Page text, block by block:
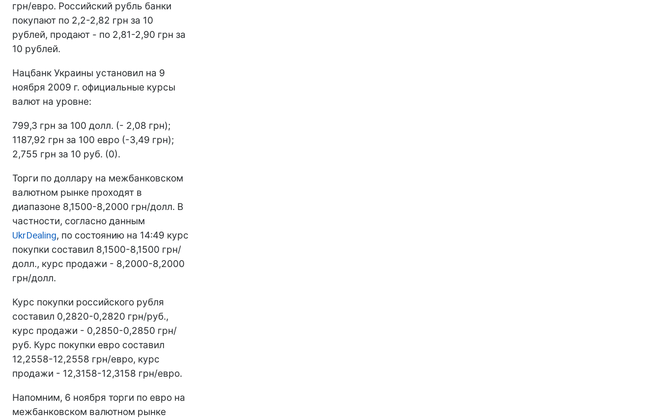
грн/евро. Российский рубль банки
покупают по 2,2-2,82 грн за 10
рублей, продают - по 2,81-2,90 грн за
10 рублей.
Нацбанк Украины установил на 9
ноября 2009 г. официальные курсы
валют на уровне:
799,3 грн за 100 долл. (- 2,08 грн);
1187,92 грн за 100 евро (-3,49 грн);
2,755 грн за 10 руб. (0).
Торги по доллару на межбанковском
валютном рынке проходят в
диапазоне 8,1500-8,2000 грн/долл. В
частности, согласно данным
UkrDealing, по состоянию на 14:49 курс
покупки составил 8,1500-8,1500 грн/
долл., курс продажи - 8,2000-8,2000
грн/долл.
Курс покупки российского рубля
составил 0,2820-0,2820 грн/руб.,
курс продажи - 0,2850-0,2850 грн/
руб. Курс покупки евро составил
12,2558-12,2558 грн/евро, курс
продажи - 12,3158-12,3158 грн/евро.
Напомним, 6 ноября торги по евро на
межбанковском валютном рынке